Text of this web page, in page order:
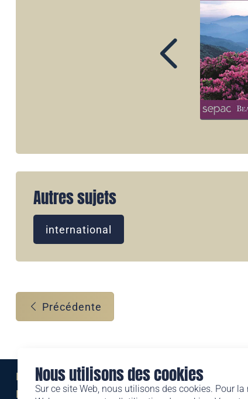
Nous utilisons des cookies
Sur ce site Web, nous utilisons des cookies. Pour
Autres sujets
international
Précédente
Eine Marke der
Liechtensteinischen Post AG